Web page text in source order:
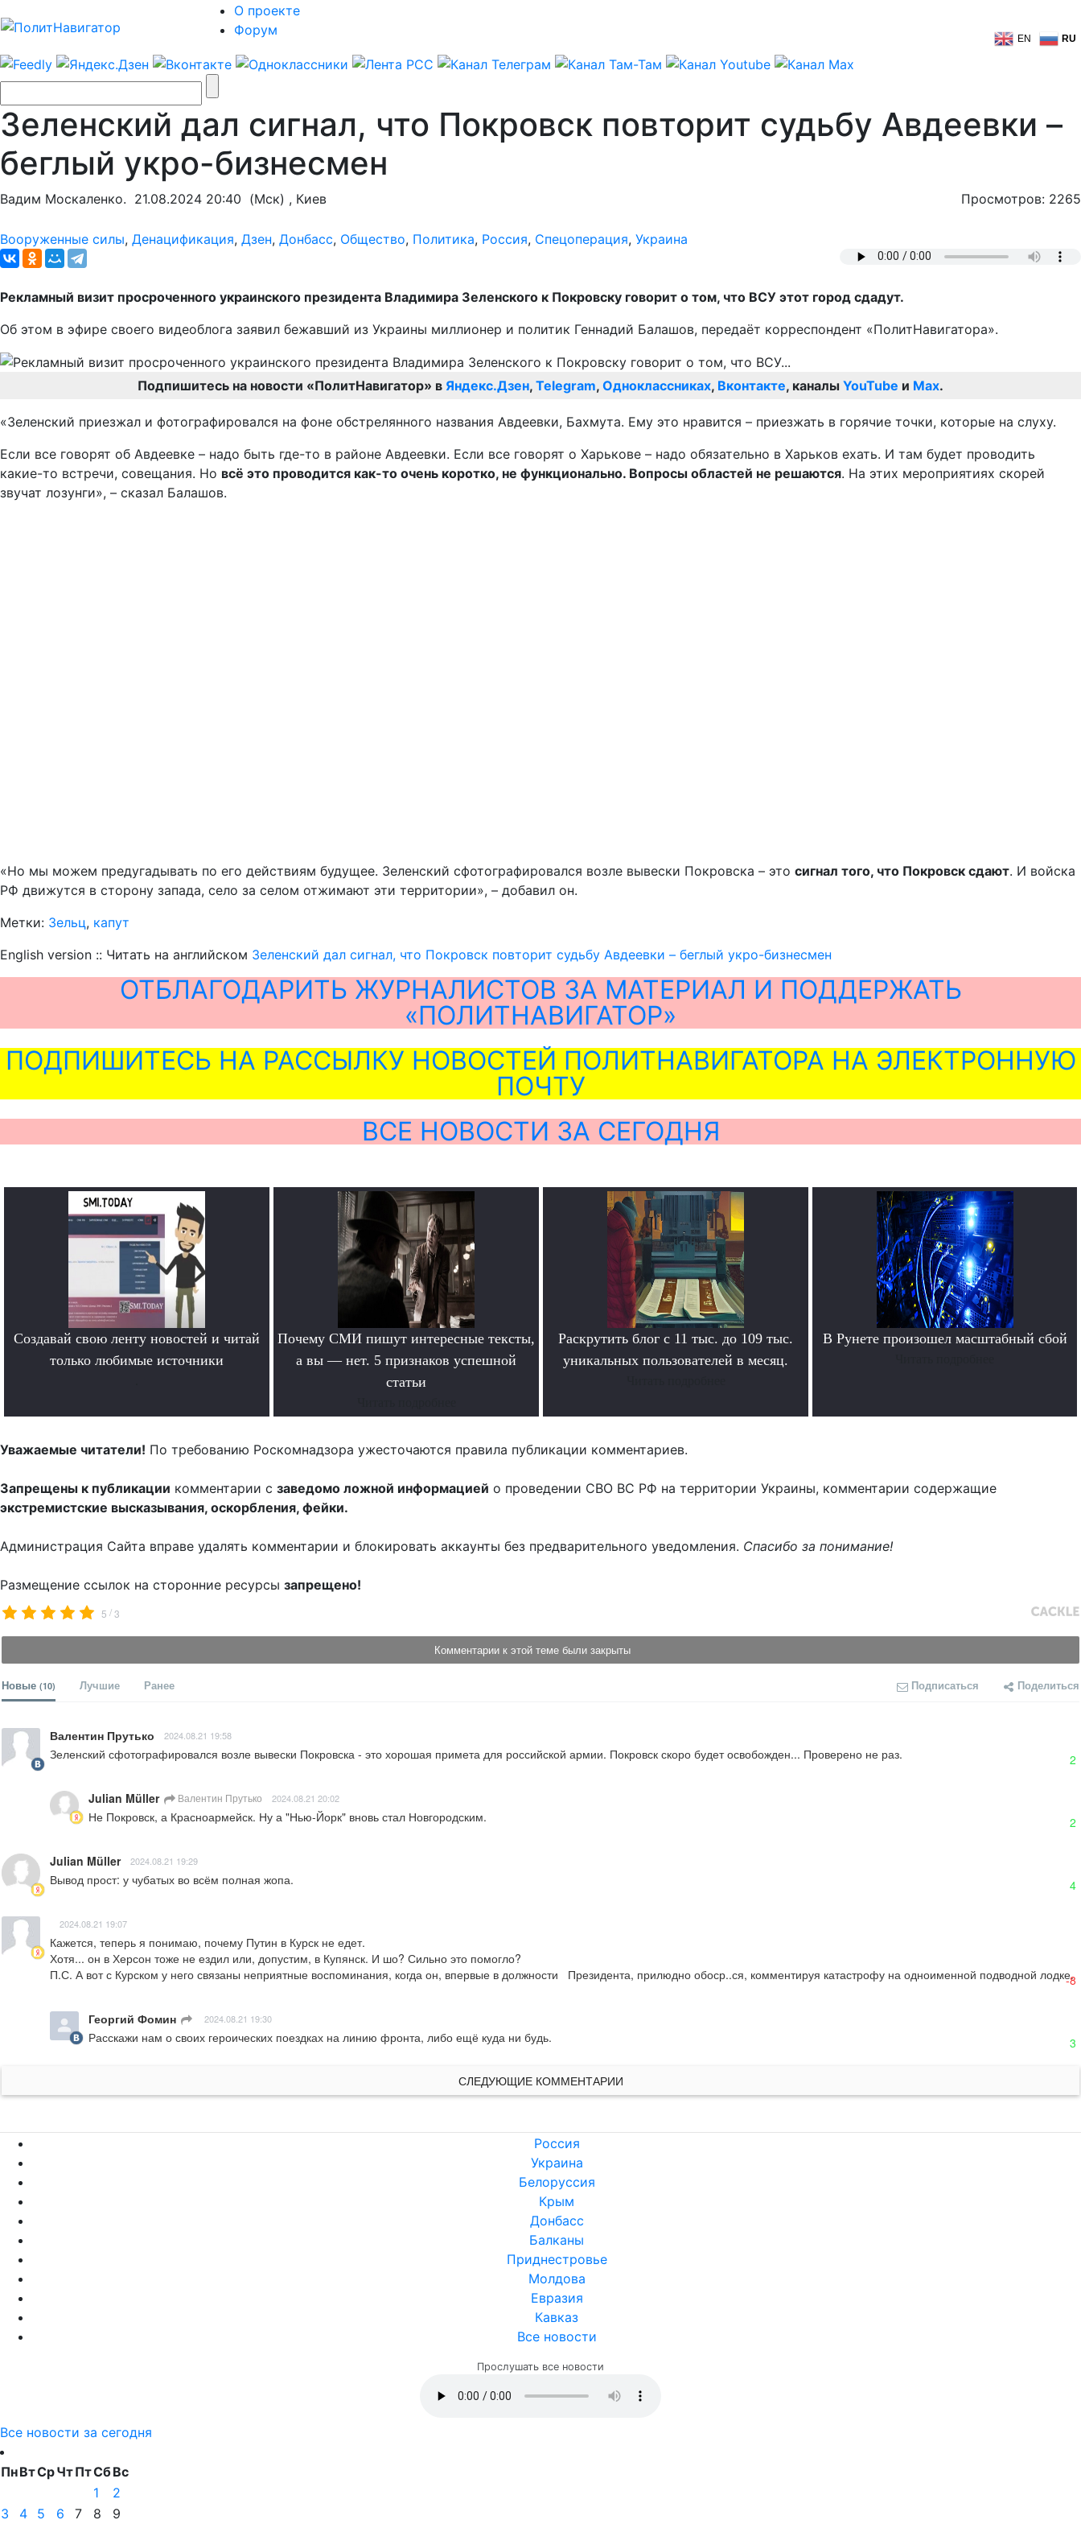
О проекте
Форум
EN RU
Зеленский дал сигнал, что Покровск повторит судьбу Авдеевки –
беглый укро-бизнесмен
Вадим Москаленко. 21.08.2024 20:40 (Мск) , Киев Просмотров: 2265
Вооруженные силы, Денацификация, Дзен, Донбасс, Общество, Политика, Россия, Спецоперация, Украина
Рекламный визит просроченного украинского президента Владимира Зеленского к Покровску говорит о том, что ВСУ этот город сдадут.
Об этом в эфире своего видеоблога заявил бежавший из Украины миллионер и политик Геннадий Балашов, передаёт корреспондент «ПолитНавигатора».
Подпишитесь на новости «ПолитНавигатор» в Яндекс.Дзен, Telegram, Одноклассниках, Вконтакте, каналы YouTube и Max.
«Зеленский приезжал и фотографировался на фоне обстрелянного названия Авдеевки, Бахмута. Ему это нравится – приезжать в горячие точки, которые на слуху.
Если все говорят об Авдеевке – надо быть где-то в районе Авдеевки. Если все говорят о Харькове – надо обязательно в Харьков ехать. И там будет проводить
какие-то встречи, совещания. Но всё это проводится как-то очень коротко, не функционально. Вопросы областей не решаются. На этих мероприятиях скорей
звучат лозунги», – сказал Балашов.
«Но мы можем предугадывать по его действиям будущее. Зеленский сфотографировался возле вывески Покровска – это сигнал того, что Покровск сдают. И войска
РФ движутся в сторону запада, село за селом отжимают эти территории», – добавил он.
Метки: Зельц, капут
English version :: Читать на английском Зеленский дал сигнал, что Покровск повторит судьбу Авдеевки – беглый укро-бизнесмен
ОТБЛАГОДАРИТЬ ЖУРНАЛИСТОВ ЗА МАТЕРИАЛ И ПОДДЕРЖАТЬ
«ПОЛИТНАВИГАТОР»
ПОДПИШИТЕСЬ НА РАССЫЛКУ НОВОСТЕЙ ПОЛИТНАВИГАТОРА НА ЭЛЕКТРОННУЮ
ПОЧТУ
ВСЕ НОВОСТИ ЗА СЕГОДНЯ
Создавай свою ленту новостей и читай
только любимые источники
Почему СМИ пишут интересные тексты,
а вы — нет. 5 признаков успешной
статьи
Раскрутить блог с 11 тыс. до 109 тыс.
уникальных пользователей в месяц.
В Рунете произошел масштабный сбой
Уважаемые читатели! По требованию Роскомнадзора ужесточаются правила публикации комментариев.
Запрещены к публикации комментарии с заведомо ложной информацией о проведении СВО ВС РФ на территории Украины, комментарии содержащие
экстремистские высказывания, оскорбления, фейки.
Администрация Сайта вправе удалять комментарии и блокировать аккаунты без предварительного уведомления. Спасибо за понимание!
Размещение ссылок на сторонние ресурсы запрещено!
5 /3
Комментарии к этой теме были закрыты
Новые (10) Лучшие Ранее Подписаться Поделиться
Валентин Прутько 2024.08.21 19:58
Зеленский сфотографировался возле вывески Покровска - это хорошая примета для российской армии. Покровск скоро будет освобожден... Проверено не раз. 2
Julian Müller Валентин Прутько 2024.08.21 20:02
Не Покровск, а Красноармейск. Ну а "Нью-Йорк" вновь стал Новгородским. 2
Julian Müller 2024.08.21 19:29
Вывод прост: у чубатых во всём полная жопа. 4
2024.08.21 19:07
Кажется, теперь я понимаю, почему Путин в Курск не едет.
Хотя... он в Херсон тоже не ездил или, допустим, в Купянск. И шо? Сильно это помогло?
П.С. А вот с Курском у него связаны неприятные воспоминания, когда он, впервые в должности   Президента, прилюдно обоср..ся, комментируя катастрофу на одноименной подводной лодке.
-8
Георгий Фомин 2024.08.21 19:30
Расскажи нам о своих героических поездках на линию фронта, либо ещё куда ни будь. 3
СЛЕДУЮЩИЕ КОММЕНТАРИИ
Россия
Украина
Белоруссия
Крым
Донбасс
Балканы
Приднестровье
Молдова
Евразия
Кавказ
Все новости
Прослушать все новости
Все новости за сегодня
ПнВтСрЧтПтСбВс
1
2
3
4 5 6 7 8
9